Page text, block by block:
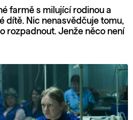
farmě s milující rodinou a
dítě. Nic nenasvědčuje tomu,
rozpadnout. Jenže něco není